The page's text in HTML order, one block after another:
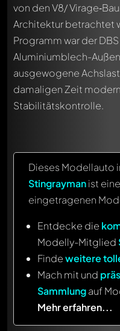
von den V8/
Architektur betrachtet
Programm war der
Aluminiumblech-
ausgewogene
damaligen Zeit
Stabilitätskontrolle.
Dieses Modellauto
Stingraymanist
eingetragenen
Entdecke die
Modelly-Mitglied
Findeweitere
Mach mit und
Sammlungauf
Mehr erfahren...